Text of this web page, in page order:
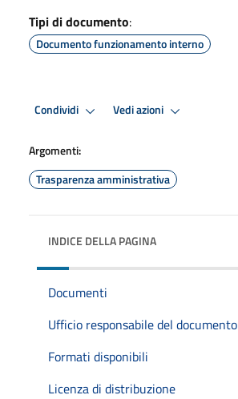
Tipi di documento:
Documento funzionamento interno
Condividi Vedi azioni
Argomenti:
Trasparenza amministrativa
INDICE DELLA PAGINA
Documenti
Ufficio responsabile del documento
Formati disponibili
Licenza di distribuzione